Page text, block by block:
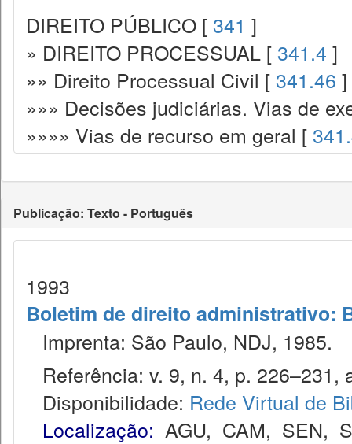
DIREITO PÚBLICO [ 341 ]
» DIREITO PROCESSUAL [ 341.4 ]
»» Direito Processual Civil [ 341.46 ]
»»» Decisões judiciárias. Vias de
»»»» Vias de recurso em geral [
Publicação: Texto - Português
1993
Boletim de direito administrativo:
Imprenta: São Paulo, NDJ, 1985.
Referência: v. 9, n. 4, p. 226–231,
Disponibilidade: Rede Virtual de
Localização: AGU, CAM, SEN,